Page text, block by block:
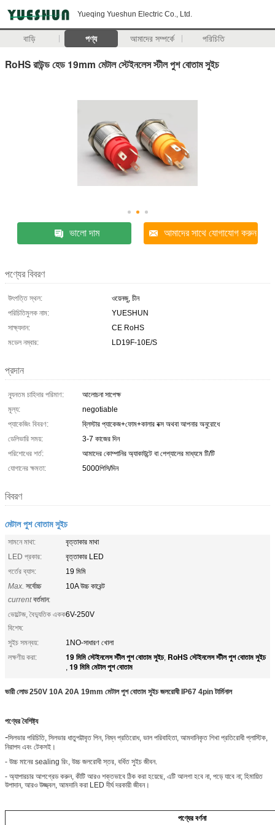
Yueqing Yueshun Electric Co., Ltd.
বাড়ি পণ্য আমাদের সম্পর্কে পরিচিতি
RoHS রাউন্ড হেড 19mm মেটাল স্টেইনলেস স্টীল পুশ বোতাম সুইচ
ভালো দাম আমাদের সাথে যোগাযোগ করুন
পণ্যের বিবরণ
উৎপত্তি স্থল:
ওয়েনজু, চীন
পরিচিতিমুলক নাম:
YUESHUN
সাক্ষ্যদান:
CE RoHS
মডেল নম্বার:
LD19F-10E/S
প্রদান
ন্যূনতম চাহিদার পরিমাণ:
আলোচনা সাপেক্ষ
মূল্য:
negotiable
প্যাকেজিং বিবরণ:
ব্লিস্টার প্যাকেজ+ফোম+কালার বক্স অথবা আপনার অনুরোধে
ডেলিভারি সময়:
3-7 কাজের দিন
পরিশোধের শর্ত:
আমাদের কোম্পানির অ্যাকাউন্টে বা পেপ্যালের মাধ্যমে টি/টি
যোগানের ক্ষমতা:
5000পিসি/দিন
বিবরণ
মেটাল পুশ বোতাম সুইচ
সামনে মাথা:
বৃত্তাকার মাথা
LED প্রকার:
বৃত্তাকার LED
গর্তের ব্যাস:
19 মিমি
Max. সর্বোচ্চ
current বর্তমান:
10A উচ্চ কারেন্ট
ভোল্টেজ, বৈদ্যুতিক একক
বিশেষ:
6V-250V
সুইচ সমন্বয়:
1NO-সাধারণ খোলা
লক্ষণীয় করা:
19 মিমি স্টেইনলেস স্টীল পুশ বোতাম সুইচ, RoHS স্টেইনলেস স্টীল পুশ বোতাম সুইচ
, 19 মিমি মেটাল পুশ বোতাম
ভারী লোড 250V 10A 20A 19mm মেটাল পুশ বোতাম সুইচ জলরোধী IP67 4pin টার্মিনাল
পণ্যের বৈশিষ্ট্য
-সিলভার পরিচিতি, সিলভার ধাতুপট্টাবৃত পিন, নিম্ন প্রতিরোধ, ভাল পরিবাহিতা, আমদানিকৃত শিখা প্রতিরোধী প্লাস্টিক,
নিরাপদ এবং টেকসই।
- উচ্চ মানের sealing রিং, উচ্চ জলরোধী স্তর, বর্ধিত সুইচ জীবন.
- অ্যাপারচার আপগ্রেড করুন, কীটি আরও শক্তভাবে ঠিক করা হয়েছে, এটি আলগা হবে না, পড়ে যাবে না; হিমায়িত
উপাদান, আরও উজ্জ্বল, আমদানি করা LED দীর্ঘ দরকারী জীবন।
পণ্যের বর্ণনা